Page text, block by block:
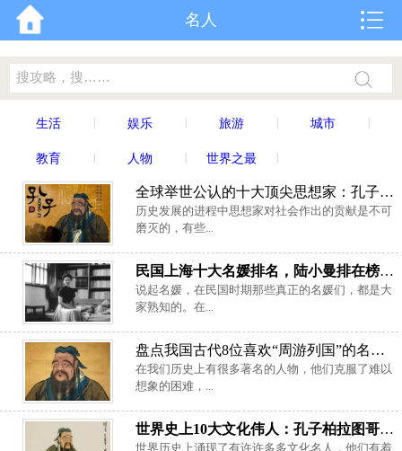
名人
生活 娱乐 旅游 城市
教育 人物 世界之最
全球举世公认的十大顶尖思想家：孔子和老子均上榜
历史发展的进程中思想家对社会作出的贡献是不可
磨灭的，有些...
民国上海十大名媛排名，陆小曼排在榜单首位
说起名媛，在民国时期那些真正的名媛们，都是大
家熟知的。在...
盘点我国古代8位喜欢“周游列国”的名人，孔子排第一位
在我们历史上有很多著名的人物，他们克服了难以
想象的困难，...
世界史上10大文化伟人：孔子柏拉图哥白尼全上榜
世界历史上涌现了有许许多多文化名人，他们有着